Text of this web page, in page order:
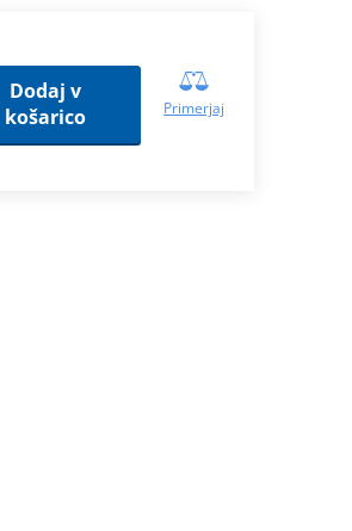
Dodaj v
košarico
Primerjaj